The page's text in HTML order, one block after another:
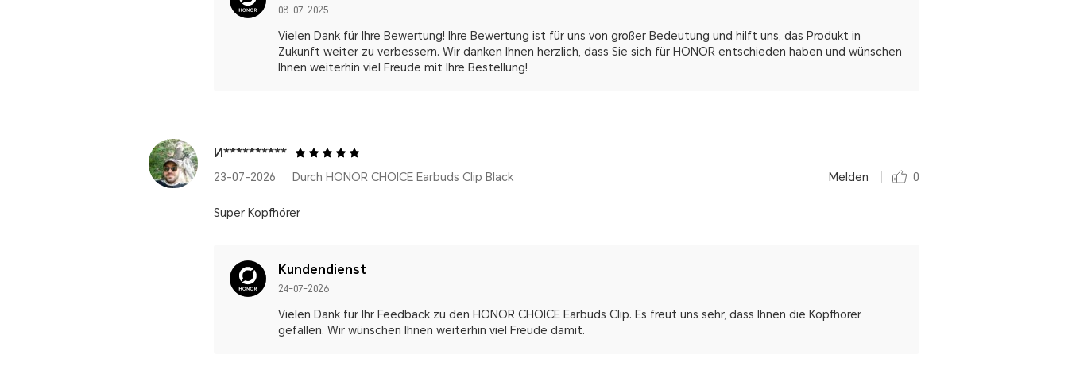
08-07-2025
Vielen Dank für Ihre Bewertung! Ihre Bewertung ist für uns von großer Bedeutung und hilft uns, das Produkt in
Zukunft weiter zu verbessern. Wir danken Ihnen herzlich, dass Sie sich für HONOR entschieden haben und wünschen
Ihnen weiterhin viel Freude mit Ihre Bestellung!
И**********
23-07-2026 Durch HONOR CHOICE Earbuds Clip Black Melden 0
Super Kopfhörer
Kundendienst
24-07-2026
Vielen Dank für Ihr Feedback zu den HONOR CHOICE Earbuds Clip. Es freut uns sehr, dass Ihnen die Kopfhörer
gefallen. Wir wünschen Ihnen weiterhin viel Freude damit.